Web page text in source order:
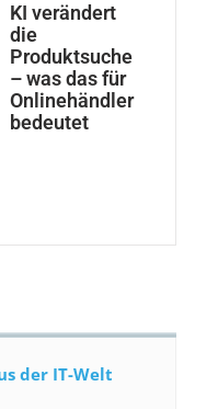
KI verändert
die
Produktsuche
– was das für
Onlinehändler
bedeutet
der IT-Welt